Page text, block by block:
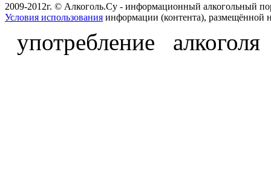
2009-2012г. © Алкоголь.Су - информационный алкогольный
Условия использования информации (контента), размещённой
употребление